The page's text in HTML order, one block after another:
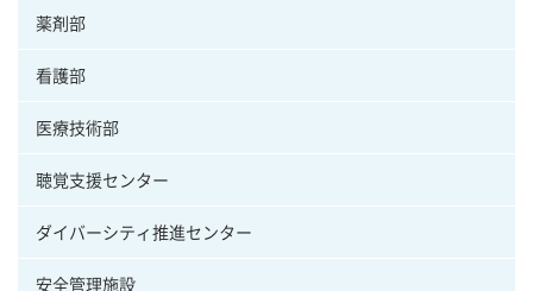
薬剤部
看護部
医療技術部
聴覚支援センター
ダイバーシティ推進センター
安全管理施設